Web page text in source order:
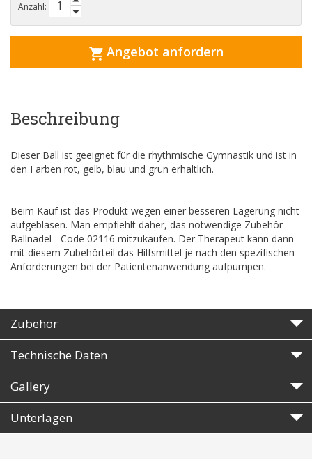
Anzahl:
Angebot anfordern
Beschreibung
Dieser Ball ist geeignet für die rhythmische Gymnastik und ist in
den Farben rot, gelb, blau und grün erhältlich.
Beim Kauf ist das Produkt wegen einer besseren Lagerung nicht
aufgeblasen. Man empfiehlt daher, das notwendige Zubehör –
Ballnadel - Code 02116 mitzukaufen. Der Therapeut kann dann
mit diesem Zubehörteil das Hilfsmittel je nach den spezifischen
Anforderungen bei der Patientenanwendung aufpumpen.
Zubehör
Technische Daten
Gallery
Unterlagen